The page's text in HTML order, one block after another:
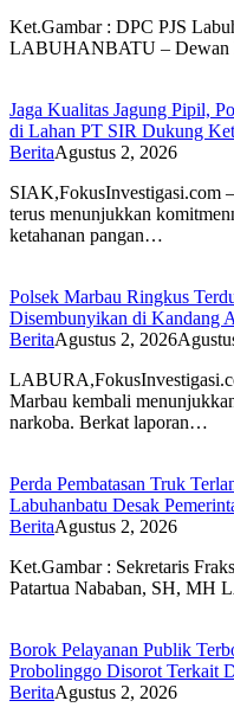
Ket.Gambar : DPC PJS
LABUHANBATU – Dewan
Jaga Kualitas Jagung Pipil,
di Lahan PT SIR Dukung
BeritaAgustus 2, 2026
SIAK,FokusInvestigasi.com
terus menunjukkan
ketahanan pangan…
Polsek Marbau Ringkus
Disembunyikan di Kandang
BeritaAgustus 2, 2026
Marbau kembali
narkoba. Berkat laporan…
Perda Pembatasan Truk
Labuhanbatu Desak
BeritaAgustus 2, 2026
Ket.Gambar : Sekretaris
Patartua Nababan, SH,
Borok Pelayanan Publik
Probolinggo Disorot Terkait
BeritaAgustus 2, 2026